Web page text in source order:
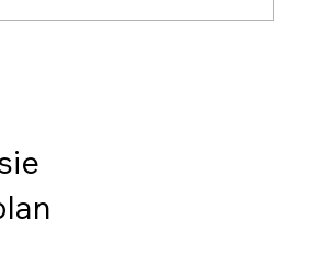
Scholengemeenschap Sint-
noodzakelijke opties voor